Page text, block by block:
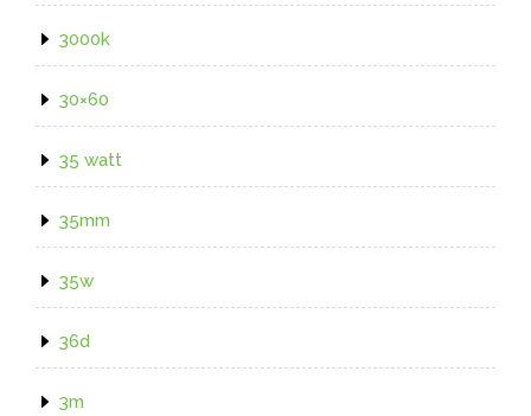
3000k
30×60
35 watt
35mm
35w
36d
3m